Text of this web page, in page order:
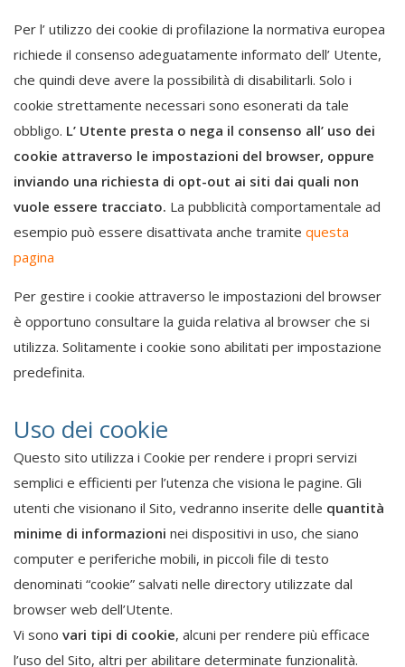
Per l’ utilizzo dei cookie di profilazione la normativa europea
richiede il consenso adeguatamente informato dell’ Utente,
che quindi deve avere la possibilità di disabilitarli. Solo i
cookie strettamente necessari sono esonerati da tale
obbligo. L’ Utente presta o nega il consenso all’ uso dei
cookie attraverso le impostazioni del browser, oppure
inviando una richiesta di opt-out ai siti dai quali non
vuole essere tracciato. La pubblicità comportamentale ad
esempio può essere disattivata anche tramite questa
pagina
Per gestire i cookie attraverso le impostazioni del browser
è opportuno consultare la guida relativa al browser che si
utilizza. Solitamente i cookie sono abilitati per impostazione
predefinita.
Uso dei cookie
Questo sito utilizza i Cookie per rendere i propri servizi
semplici e efficienti per l’utenza che visiona le pagine. Gli
utenti che visionano il Sito, vedranno inserite delle quantità
minime di informazioni nei dispositivi in uso, che siano
computer e periferiche mobili, in piccoli file di testo
denominati “cookie” salvati nelle directory utilizzate dal
browser web dell’Utente.
Vi sono vari tipi di cookie, alcuni per rendere più efficace
l’uso del Sito, altri per abilitare determinate funzionalità.